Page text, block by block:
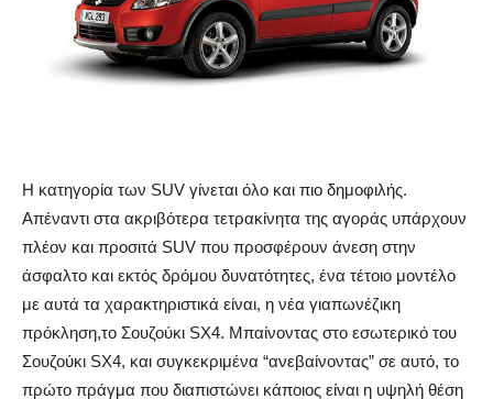
Η κατηγορία των SUV γίνεται όλο και πιο δημοφιλής.
Απέναντι στα ακριβότερα τετρακίνητα της αγοράς υπάρχουν
πλέον και προσιτά SUV που προσφέρουν άνεση στην
άσφαλτο και εκτός δρόμου δυνατότητες, ένα τέτοιο μοντέλο
με αυτά τα χαρακτηριστικά είναι, η νέα γιαπωνέζικη
πρόκληση,το Σουζούκι SX4. Μπαίνοντας στο εσωτερικό του
Σουζούκι SX4, και συγκεκριμένα “ανεβαίνοντας” σε αυτό, το
πρώτο πράγμα που διαπιστώνει κάποιος είναι η υψηλή θέση